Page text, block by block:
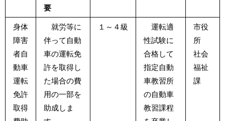
要
身体
障害
者自
動車
運転
免許
取得
就労等に
伴って自動
車の運転免
許を取得し
た場合の費
用の一部を
助成しま
１～４級
運転適
性試験に
合格して
指定自動
車教習所
の自動車
教習課程
市役
所
社会
福祉
課